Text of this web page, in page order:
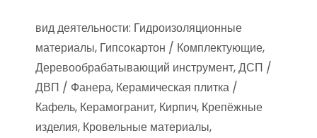
вид деятельности: Гидроизоляционные
материалы, Гипсокартон / Комплектующие,
Деревообрабатывающий инструмент, ДСП /
ДВП / Фанера, Керамическая плитка /
Кафель, Керамогранит, Кирпич, Крепёжные
изделия, Кровельные материалы,